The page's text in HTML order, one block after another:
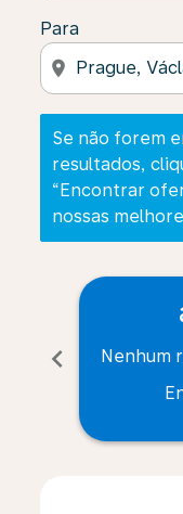
Para
location_on
Se não forem
resultados,
“Encontrar
nossas
chevron_left
Nenhum